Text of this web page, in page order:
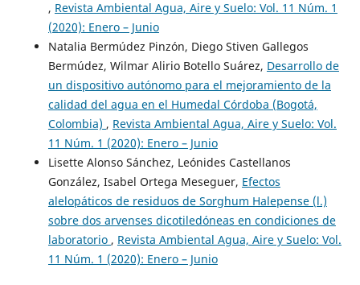
, Revista Ambiental Agua, Aire y Suelo: Vol. 11 Núm. 1
(2020): Enero – Junio
Natalia Bermúdez Pinzón, Diego Stiven Gallegos
Bermúdez, Wilmar Alirio Botello Suárez, Desarrollo de
un dispositivo autónomo para el mejoramiento de la
calidad del agua en el Humedal Córdoba (Bogotá,
Colombia) , Revista Ambiental Agua, Aire y Suelo: Vol.
11 Núm. 1 (2020): Enero – Junio
Lisette Alonso Sánchez, Leónides Castellanos
González, Isabel Ortega Meseguer, Efectos
alelopáticos de residuos de Sorghum Halepense (l.)
sobre dos arvenses dicotiledóneas en condiciones de
laboratorio , Revista Ambiental Agua, Aire y Suelo: Vol.
11 Núm. 1 (2020): Enero – Junio